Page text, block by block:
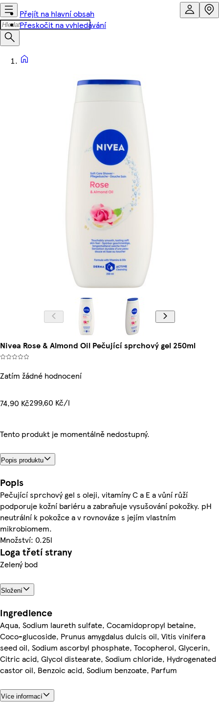
Přejít na hlavní obsah
Přeskočit na vyhledávání
Nivea Rose & Almond Oil Pečující sprchový gel 250ml
Zatím žádné hodnocení
74,90 Kč299,60 Kč/l
Tento produkt je momentálně nedostupný.
Popis produktu
Popis
Pečující sprchový gel s oleji, vitamíny C a E a vůní růží
podporuje kožní bariéru a zabraňuje vysušování pokožky. pH
neutrální k pokožce a v rovnováze s jejím vlastním
mikrobiomem.
Množství: 0.25l
Loga třetí strany
Zelený bod
Složení
Ingredience
Aqua, Sodium laureth sulfate, Cocamidopropyl betaine,
Coco-glucoside, Prunus amygdalus dulcis oil, Vitis vinifera
seed oil, Sodium ascorbyl phosphate, Tocopherol, Glycerin,
Citric acid, Glycol distearate, Sodium chloride, Hydrogenated
castor oil, Benzoic acid, Sodium benzoate, Parfum
Více informací